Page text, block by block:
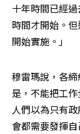
十年時間已經
時間才開始。
開始實施。」
穆雷瑪說，各
是，不能把工
人們以為只有
會都需要發揮